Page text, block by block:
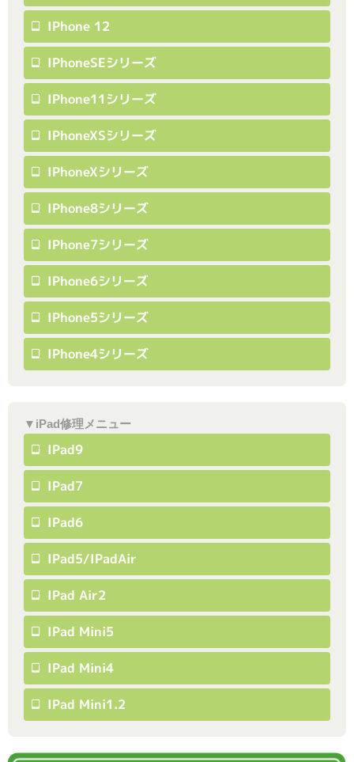
IPhone 12
IPhoneSEシリーズ
IPhone11シリーズ
IPhoneXSシリーズ
IPhoneXシリーズ
IPhone8シリーズ
IPhone7シリーズ
IPhone6シリーズ
IPhone5シリーズ
IPhone4シリーズ
▼iPad修理メニュー
IPad9
IPad7
IPad6
IPad5/iPadAir
IPad Air2
IPad Mini5
IPad Mini4
IPad Mini1.2